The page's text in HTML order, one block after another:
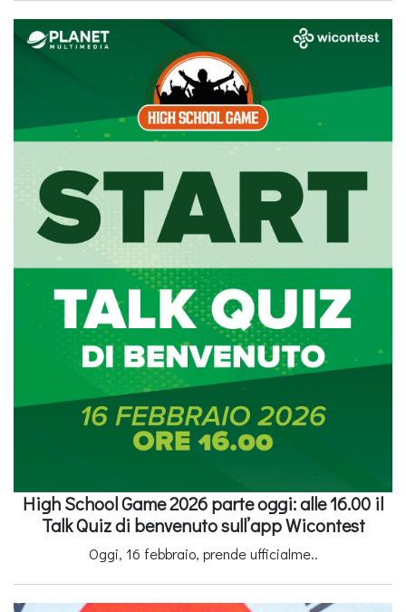
High School Game 2026 parte oggi: alle 16.00 il
Talk Quiz di benvenuto sull’app Wicontest
Oggi, 16 febbraio, prende ufficialme..